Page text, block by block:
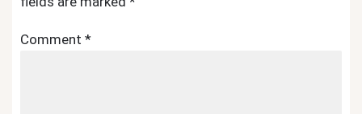
Comment *